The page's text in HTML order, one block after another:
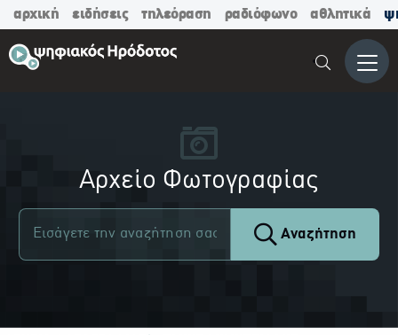
αρχική ειδήσεις τηλεόραση ραδιόφωνο αθλητικά
Μενού
Αρχείο Φωτογραφίας
Αναζήτηση